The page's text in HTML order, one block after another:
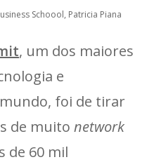
Schoool, Patricia Piana
, um dos maiores
e
foi de tirar
de muito network
de 60 mil